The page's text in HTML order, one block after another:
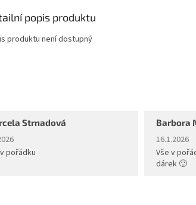
popis produktu
produktu není dostupný
Strnadová
obchodu je 5 z 5 hvězdiček.
pořádku
Barbora
Hodnocení
16.1.2026
Vše v
dárek 🙂